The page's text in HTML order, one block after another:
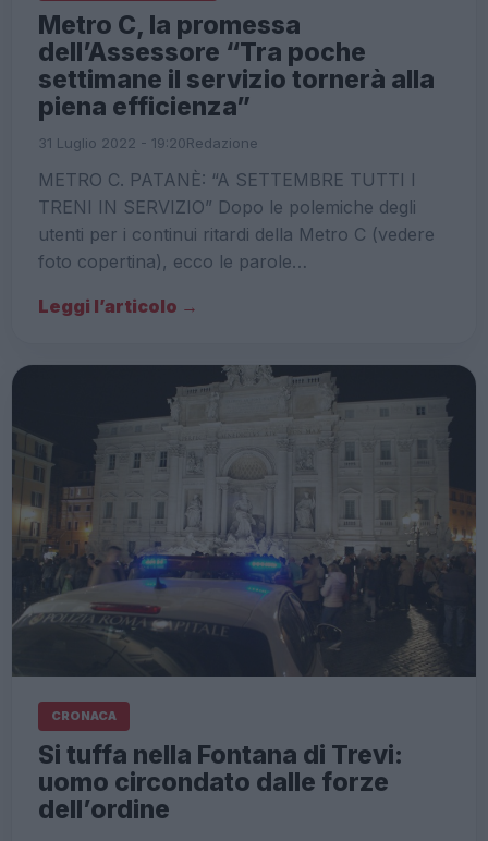
Metro C, la promessa
dell’Assessore “Tra poche
settimane il servizio tornerà alla
piena efficienza”
31 Luglio 2022 - 19:20Redazione
METRO C. PATANÈ: “A SETTEMBRE TUTTI I
TRENI IN SERVIZIO” Dopo le polemiche degli
utenti per i continui ritardi della Metro C (vedere
foto copertina), ecco le parole…
Leggi l’articolo →
CRONACA
Si tuffa nella Fontana di Trevi:
uomo circondato dalle forze
dell’ordine